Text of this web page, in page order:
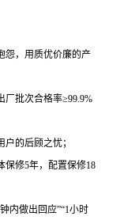
怨，用质优价廉的产
厂批次合格率≥99.9%
的后顾之忧；
修5年，配置保修18
内做出回应”“1小时